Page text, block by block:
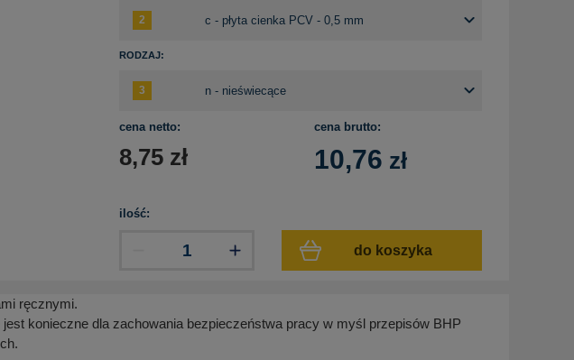
RODZAJ:
cena netto:
8,75 zł
cena brutto:
10,76 zł
ilość:
do koszyka
ręcznymi.
konieczne dla zachowania bezpieczeństwa pracy w myśl przepisów BHP